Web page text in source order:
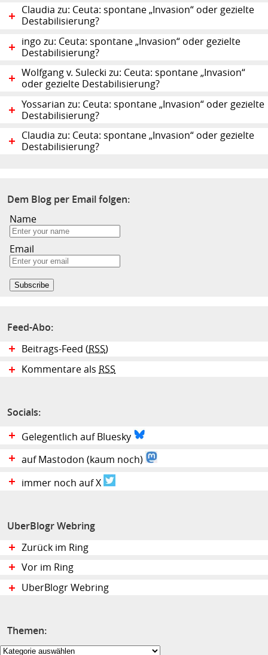
Claudia zu: Ceuta: spontane „Invasion“ oder gezielte
Destabilisierung?
ingo zu: Ceuta: spontane „Invasion“ oder gezielte
Destabilisierung?
Wolfgang v. Sulecki zu: Ceuta: spontane „Invasion“
oder gezielte Destabilisierung?
Yossarian zu: Ceuta: spontane „Invasion“ oder gezielte
Destabilisierung?
Claudia zu: Ceuta: spontane „Invasion“ oder gezielte
Destabilisierung?
Dem Blog per Email folgen:
Name
Email
Feed-Abo:
Beitrags-Feed ( RSS)
Kommentare als RSS
Socials:
Gelegentlich auf Bluesky
auf Mastodon (kaum noch)
immer noch auf X
UberBlogr Webring
Zurück im Ring
Vor im Ring
UberBlogr Webring
Themen:
Themen: